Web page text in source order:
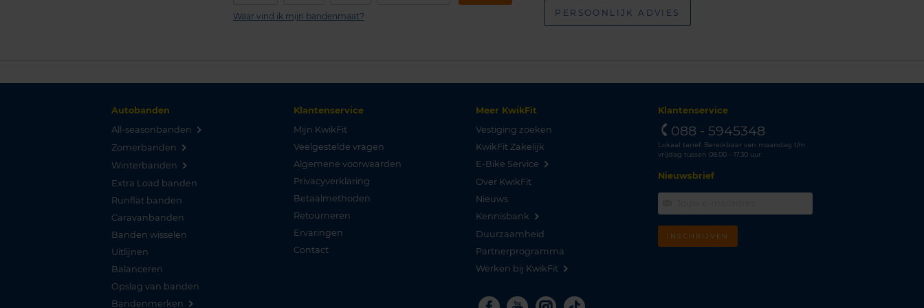
Waar vind ik mijn bandenmaat? PERSOONLIJK ADVIES
Autobanden
All-seasonbanden
Zomerbanden
Winterbanden
Extra Load banden
Runflat banden
Caravanbanden
Banden wisselen
Uitlijnen
Balanceren
Opslag van banden
Bandenmerken
Klantenservice
Mijn KwikFit
Veelgestelde vragen
Algemene voorwaarden
Privacyverklaring
Betaalmethoden
Retourneren
Ervaringen
Contact
Meer KwikFit
Vestiging zoeken
KwikFit Zakelijk
E-Bike Service
Over KwikFit
Nieuws
Kennisbank
Duurzaamheid
Partnerprogramma
Werken bij KwikFit
Klantenservice
088 - 5945348
Lokaal tarief. Bereikbaar van maandag t/m
vrijdag tussen 08.00 - 17.30 uur.
Nieuwsbrief
INSCHRIJVEN